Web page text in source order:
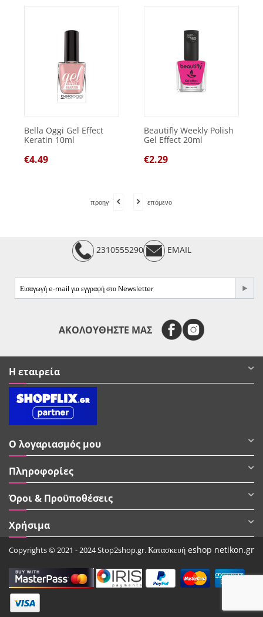
Bella Oggi Gel Effect
Keratin 10ml
€4.49
Beautifly Weekly Polish
Gel Effect 20ml
€2.29
προηγ επόμενο
2310555290 EMAIL
ΑΚΟΛΟΥΘΗΣΤΕ ΜΑΣ
Η εταιρεία
Ο λογαριασμός μου
Πληροφορίες
Όροι & Προϋποθέσεις
Χρήσιμα
Copyrights © 2021 - 2024 Stop2shop.gr.Κατασκευή eshop netikon.gr